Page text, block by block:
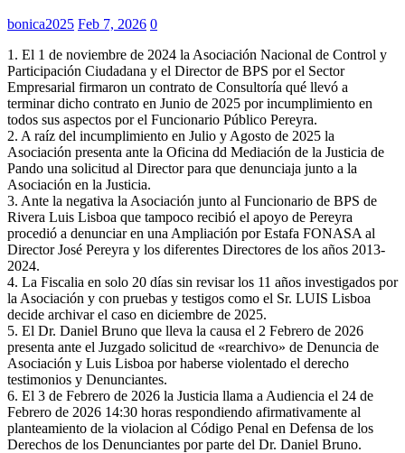
bonica2025 Feb 7, 2026 0
1. El 1 de noviembre de 2024 la Asociación Nacional de Control y
Participación Ciudadana y el Director de BPS por el Sector
Empresarial firmaron un contrato de Consultoría qué llevó a
terminar dicho contrato en Junio de 2025 por incumplimiento en
todos sus aspectos por el Funcionario Público Pereyra.
2. A raíz del incumplimiento en Julio y Agosto de 2025 la
Asociación presenta ante la Oficina dd Mediación de la Justicia de
Pando una solicitud al Director para que denunciaja junto a la
Asociación en la Justicia.
3. Ante la negativa la Asociación junto al Funcionario de BPS de
Rivera Luis Lisboa que tampoco recibió el apoyo de Pereyra
procedió a denunciar en una Ampliación por Estafa FONASA al
Director José Pereyra y los diferentes Directores de los años 2013-
2024.
4. La Fiscalia en solo 20 días sin revisar los 11 años investigados por
la Asociación y con pruebas y testigos como el Sr. LUIS Lisboa
decide archivar el caso en diciembre de 2025.
5. El Dr. Daniel Bruno que lleva la causa el 2 Febrero de 2026
presenta ante el Juzgado solicitud de «rearchivo» de Denuncia de
Asociación y Luis Lisboa por haberse violentado el derecho
testimonios y Denunciantes.
6. El 3 de Febrero de 2026 la Justicia llama a Audiencia el 24 de
Febrero de 2026 14:30 horas respondiendo afirmativamente al
planteamiento de la violacion al Código Penal en Defensa de los
Derechos de los Denunciantes por parte del Dr. Daniel Bruno.